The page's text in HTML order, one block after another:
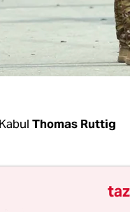
Thomas Ruttig
gegen
Afghanen,
taz